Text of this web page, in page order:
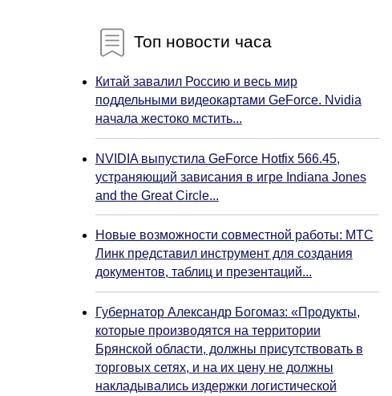
Топ новости часа
Китай завалил Россию и весь мир
поддельными видеокартами GeForce. Nvidia
начала жестоко мстить...
NVIDIA выпустила GeForce Hotfix 566.45,
устраняющий зависания в игре Indiana Jones
and the Great Circle...
Новые возможности совместной работы: МТС
Линк представил инструмент для создания
документов, таблиц и презентаций...
Губернатор Александр Богомаз: «Продукты,
которые производятся на территории
Брянской области, должны присутствовать в
торговых сетях, и на их цену не должны
накладывались издержки логистической